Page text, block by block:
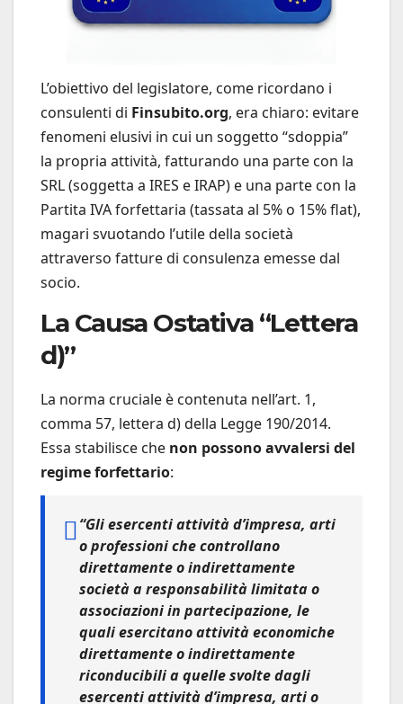
L’obiettivo del legislatore, come ricordano i
consulenti di Finsubito.org, era chiaro: evitare
fenomeni elusivi in cui un soggetto “sdoppia”
la propria attività, fatturando una parte con la
SRL (soggetta a IRES e IRAP) e una parte con la
Partita IVA forfettaria (tassata al 5% o 15% flat),
magari svuotando l’utile della società
attraverso fatture di consulenza emesse dal
socio.
La Causa Ostativa “Lettera
d)”
La norma cruciale è contenuta nell’art. 1,
comma 57, lettera d) della Legge 190/2014.
Essa stabilisce che non possono avvalersi del
regime forfettario:
“Gli esercenti attività d’impresa, arti
o professioni che controllano
direttamente o indirettamente
società a responsabilità limitata o
associazioni in partecipazione, le
quali esercitano attività economiche
direttamente o indirettamente
riconducibili a quelle svolte dagli
esercenti attività d’impresa, arti o